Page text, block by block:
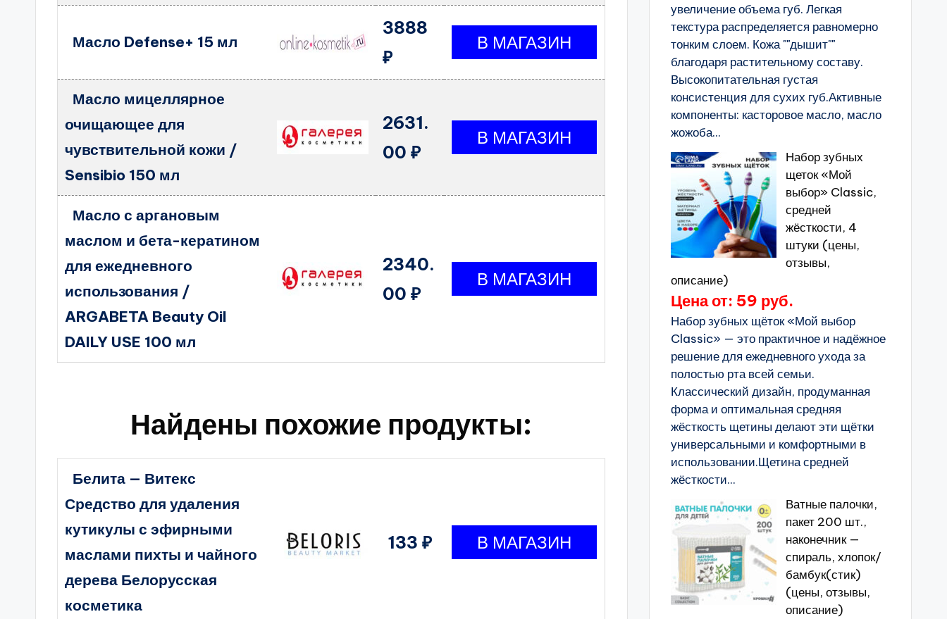
Масло Defense+ 15 мл
3888
₽
Масло мицеллярное
очищающее для
чувствительной кожи /
Sensibio 150 мл
2631.
00 ₽
Масло с аргановым
маслом и бета-кератином
для ежедневного
использования /
ARGABETA Beauty Oil
DAILY USE 100 мл
2340.
00 ₽
Найдены похожие продукты:
Белита — Витекс
Средство для удаления
кутикулы с эфирными
маслами пихты и чайного
дерева Белорусская
косметика
133 ₽
увеличение объема губ. Легкая
текстура распределяется равномерно
тонким слоем. Кожа ""дышит""
благодаря растительному составу.
Высокопитательная густая
консистенция для сухих губ.Активные
компоненты: касторовое масло, масло
жожоба...
Набор зубных
щеток «Мой
выбор» Classic,
средней
жёсткости, 4
штуки (цены,
отзывы,
описание)
Цена от: 59 руб.
Набор зубных щёток «Мой выбор
Classic» — это практичное и надёжное
решение для ежедневного ухода за
полостью рта всей семьи.
Классический дизайн, продуманная
форма и оптимальная средняя
жёсткость щетины делают эти щётки
универсальными и комфортными в
использовании.Щетина средней
жёсткости...
Ватные палочки,
пакет 200 шт.,
наконечник —
спираль, хлопок/
бамбук(стик)
(цены, отзывы,
описание)